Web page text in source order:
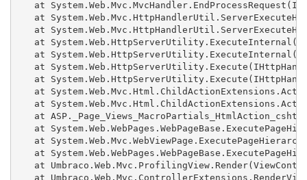
at
at
at
at
at
at
at
at
at
at
at
at
at
at
at